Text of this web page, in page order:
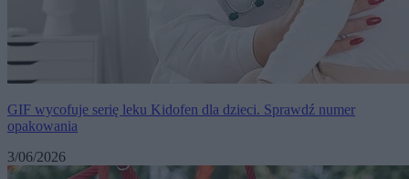
GIF wycofuje serię leku Kidofen dla dzieci. Sprawdź numer
opakowania
3/06/2026